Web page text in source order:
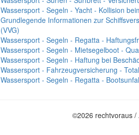
Wassersport - Segeln - Yacht - Kollision
Grundlegende Informationen zur
(VVG)
Wassersport - Segeln - Regatta -
Wassersport - Segeln - Mietsegelboot -
Wassersport - Segeln - Haftung bei
Wassersport - Fahrzeugversicherung -
Wassersport - Segeln - Regatta -
©2026 rechtvoraus /